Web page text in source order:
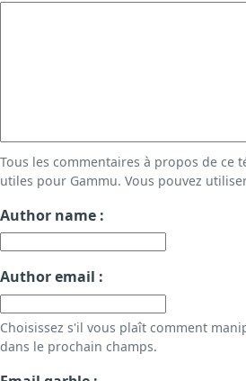
Tous les commentaires à propos de ce
utiles pour Gammu. Vous pouvez
Author name :
Author email :
Choisissez s'il vous plaît comment
dans le prochain champs.